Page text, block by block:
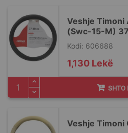
Veshje
(Swc-15-M)
Kodi: 606688
1,130 Lekë
SHTO
Veshje Timoni